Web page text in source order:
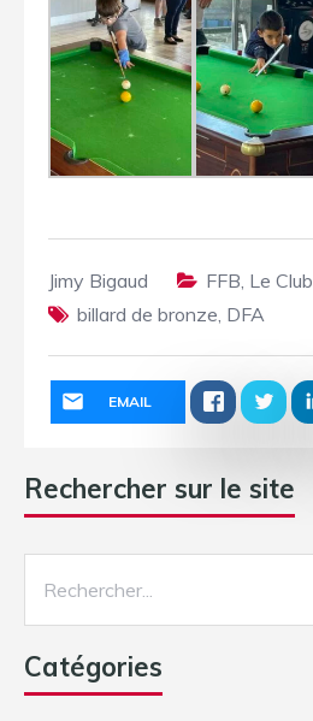
Jimy Bigaud FFB Le Club
billard de bronze DFA
EMAIL
Rechercher sur le site
Catégories